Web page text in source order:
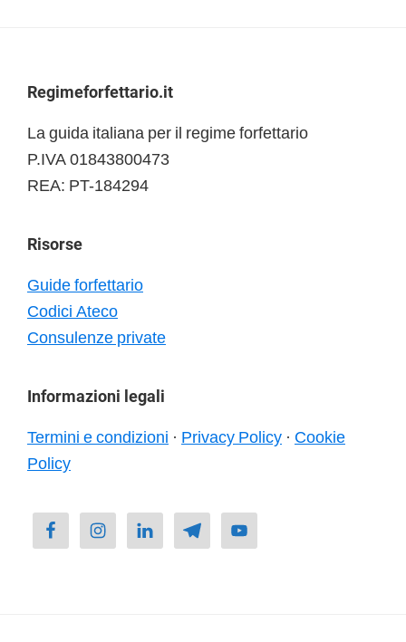
Footer
Regimeforfettario.it
La guida italiana per il regime forfettario
P.IVA 01843800473
REA: PT-184294
Risorse
Guide forfettario
Codici Ateco
Consulenze private
Informazioni legali
Termini e condizioni · Privacy Policy · Cookie
Policy